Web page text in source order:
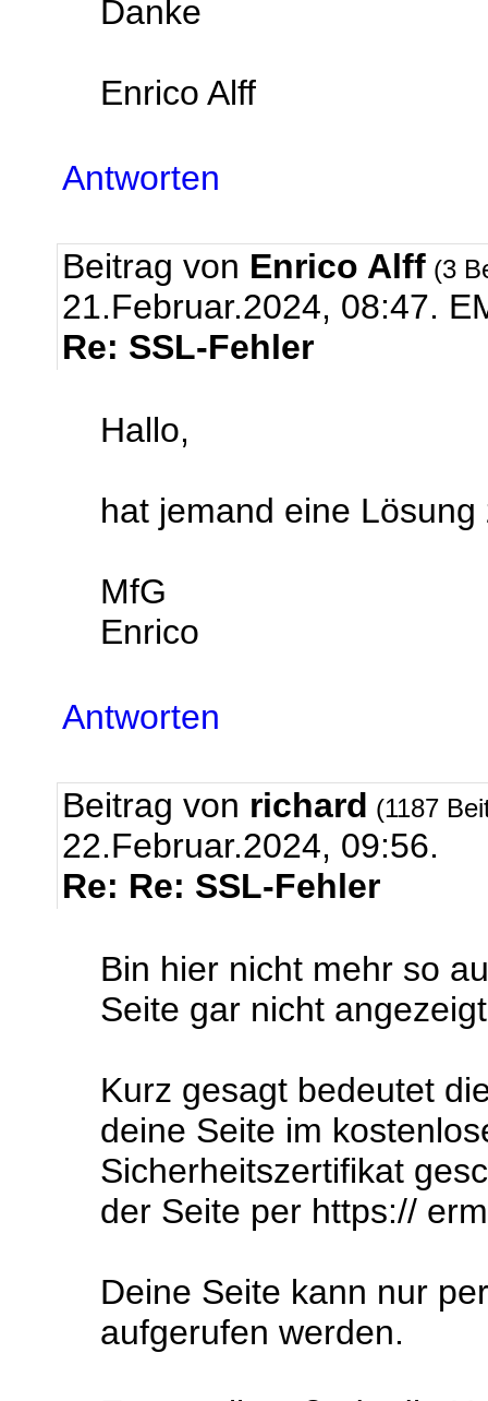
Danke
Enrico Alff
Antworten
Beitrag von Enrico Alff (3
21.Februar.2024, 08:47.
Re: SSL-Fehler
Hallo,
hat jemand eine
MfG
Enrico
Antworten
Beitrag von richard (1187
22.Februar.2024, 09:56.
Re: Re: SSL-Fehler
Bin hier nicht mehr so
Seite gar nicht
Kurz gesagt bedeutet
deine Seite im
Sicherheitszertifikat
der Seite per https://
Deine Seite kann nur
aufgerufen werden.